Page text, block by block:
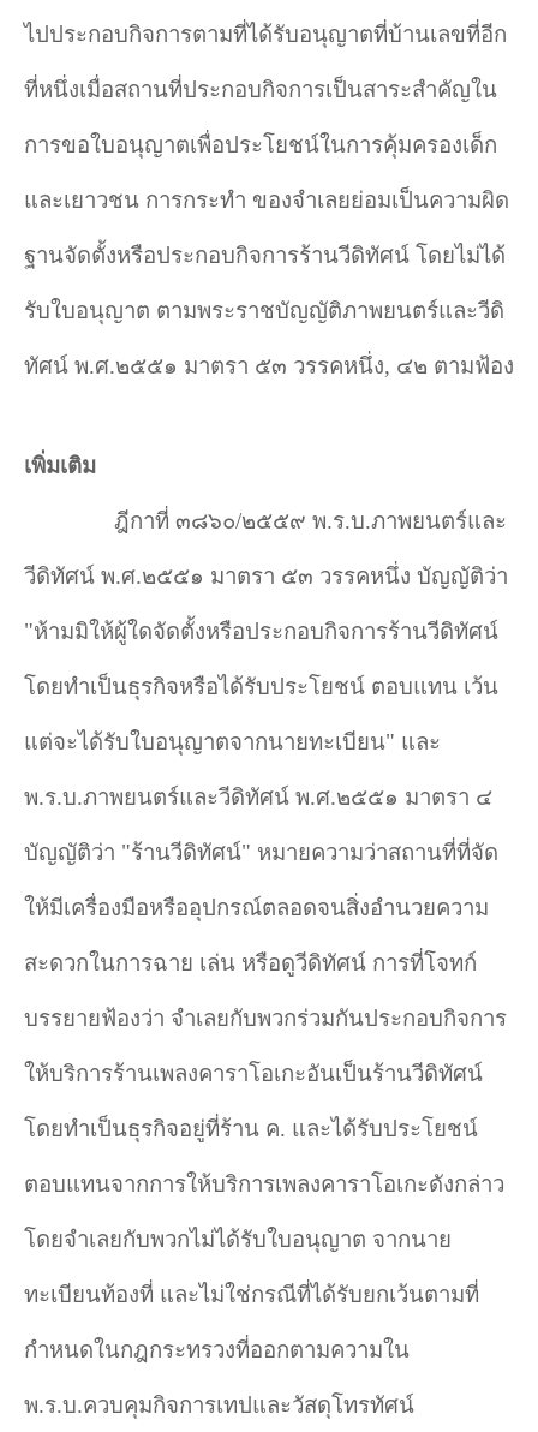
ไปประกอบกิจการตามที่ได้รับอนุญาตที่บ้านเลขที่อีก
ที่หนึ่งเมื่อสถานที่ประกอบกิจการเป็นสาระสำคัญใน
การขอใบอนุญาตเพื่อประโยชน์ในการคุ้มครองเด็ก
และเยาวชน การกระทำ ของจำเลยย่อมเป็นความผิด
ฐานจัดตั้งหรือประกอบกิจการร้านวีดิทัศน์ โดยไม่ได้
รับใบอนุญาต ตามพระราชบัญญัติภาพยนตร์และวีดิ
ทัศน์ พ.ศ.๒๕๕๑ มาตรา ๕๓ วรรคหนึ่ง, ๔๒ ตามฟ้อง
เพิ่มเติม
ฎีกาที่ ๓๘๖๐/๒๕๕๙ พ.ร.บ.ภาพยนตร์และ
วีดิทัศน์ พ.ศ.๒๕๕๑ มาตรา ๕๓ วรรคหนึ่ง บัญญัติว่า
"ห้ามมิให้ผู้ใดจัดตั้งหรือประกอบกิจการร้านวีดิทัศน์
โดยทำเป็นธุรกิจหรือได้รับประโยชน์ ตอบแทน เว้น
แต่จะได้รับใบอนุญาตจากนายทะเบียน" และ
พ.ร.บ.ภาพยนตร์และวีดิทัศน์ พ.ศ.๒๕๕๑ มาตรา ๔
บัญญัติว่า "ร้านวีดิทัศน์" หมายความว่าสถานที่ที่จัด
ให้มีเครื่องมือหรืออุปกรณ์ตลอดจนสิ่งอำนวยความ
สะดวกในการฉาย เล่น หรือดูวีดิทัศน์ การที่โจทก์
บรรยายฟ้องว่า จำเลยกับพวกร่วมกันประกอบกิจการ
ให้บริการร้านเพลงคาราโอเกะอันเป็นร้านวีดิทัศน์
โดยทำเป็นธุรกิจอยู่ที่ร้าน ค. และได้รับประโยชน์
ตอบแทนจากการให้บริการเพลงคาราโอเกะดังกล่าว
โดยจำเลยกับพวกไม่ได้รับใบอนุญาต จากนาย
ทะเบียนท้องที่ และไม่ใช่กรณีที่ได้รับยกเว้นตามที่
กำหนดในกฎกระทรวงที่ออกตามความใน
พ.ร.บ.ควบคุมกิจการเทปและวัสดุโทรทัศน์